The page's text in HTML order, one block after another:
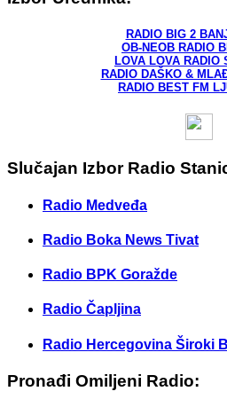
RADIO BIG 2
OB-NEOB RADIO
LOVA LOVA RADIO
RADIO DAŠKO &
RADIO BEST FM
Slučajan Izbor Radio
Radio Medveđa
Radio Boka News Tivat
Radio BPK Goražde
Radio Čapljina
Radio Hercegovina Široki
Pronađi Omiljeni Radio: